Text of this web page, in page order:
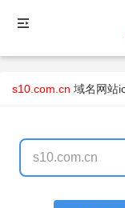
s10.com.cn 域名网站